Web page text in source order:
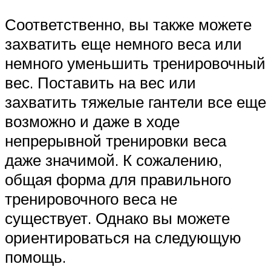
Соответственно, вы также можете
захватить еще немного веса или
немного уменьшить тренировочный
вес. Поставить на вес или
захватить тяжелые гантели все еще
возможно и даже в ходе
непрерывной тренировки веса
даже значимой. К сожалению,
общая форма для правильного
тренировочного веса не
существует. Однако вы можете
ориентироваться на следующую
помощь.